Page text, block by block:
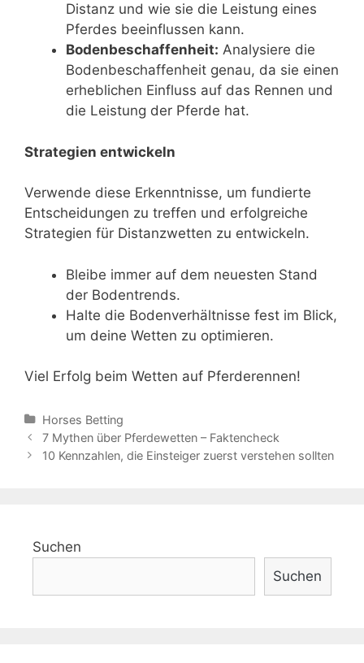
Distanz und wie sie die Leistung eines
Pferdes beeinflussen kann.
Bodenbeschaffenheit: Analysiere die
Bodenbeschaffenheit genau, da sie einen
erheblichen Einfluss auf das Rennen und
die Leistung der Pferde hat.
Strategien entwickeln
Verwende diese Erkenntnisse, um fundierte
Entscheidungen zu treffen und erfolgreiche
Strategien für Distanzwetten zu entwickeln.
Bleibe immer auf dem neuesten Stand
der Bodentrends.
Halte die Bodenverhältnisse fest im Blick,
um deine Wetten zu optimieren.
Viel Erfolg beim Wetten auf Pferderennen!
Categories
Horses Betting
Post
navigation
7 Mythen über Pferdewetten – Faktencheck
10 Kennzahlen, die Einsteiger zuerst verstehen sollten
Suchen
Suchen